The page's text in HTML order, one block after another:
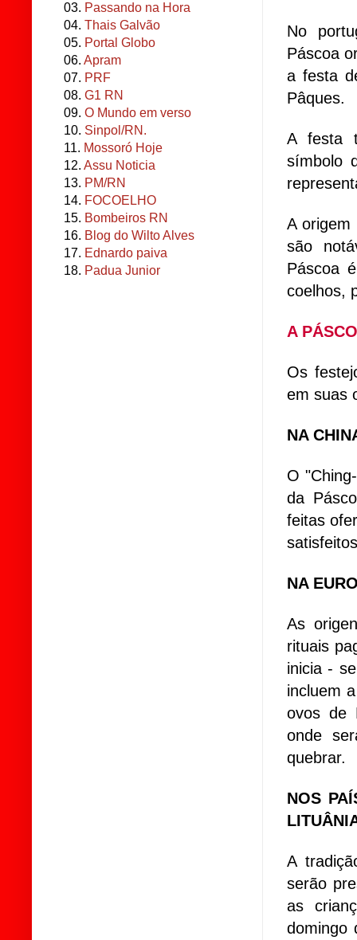
No
Páscoa
a festa
Pâques.
A festa
símbolo
A
são
Páscoa
coelhos,
A
Os
em suas
NA
O
da
feitas
NA
As
rituais
inicia -
incluem
ovos de
onde
quebrar.
NOS
A
serão
as
domingo
03. Passando na Hora
04. Thais Galvão
05. Portal Globo
06. Apram
07. PRF
08. G1 RN
09. O Mundo em verso
10. Sinpol/RN.
11. Mossoró Hoje
12. Assu Noticia
13. PM/RN
14. FOCOELHO
15. Bombeiros RN
16. Blog do Wilto Alves
17. Ednardo paiva
18. Padua Junior